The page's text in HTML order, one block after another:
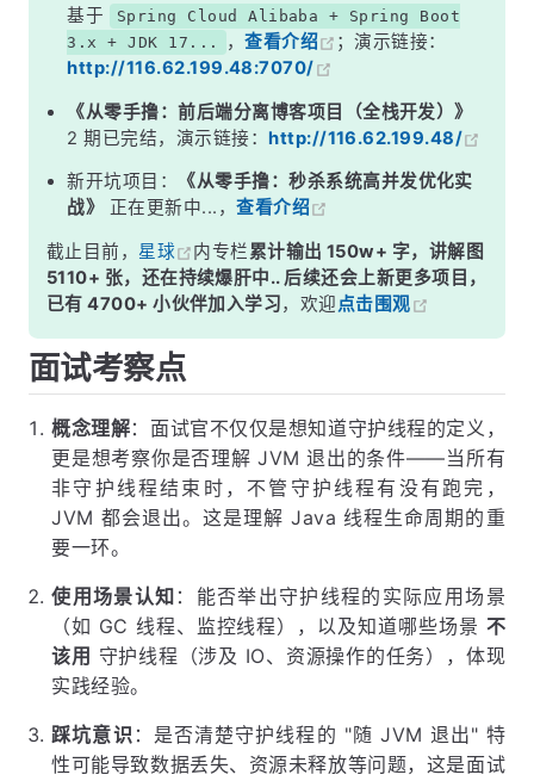
五、守护线程 vs 普通线程：完整对比
面试高频追问
记忆口诀
总结
基于
Spring Cloud Alibaba + Spring Boot
3.x + JDK 17...
，查看介绍
；演示链接：
http://116.62.199.48:7070/
《从零手撸：前后端分离博客项目（全栈开发）》
2 期已完结，演示链接：http://116.62.199.48/
新开坑项目：
《从零手撸：秒杀系统高并发优化实
战》
正在更新中...，查看介绍
截止目前， 星球 内专栏累计输出 150w+ 字，讲解图
5110+ 张，还在持续爆肝中.. 后续还会上新更多项目，
已有 4700+ 小伙伴加入学习，欢迎点击围观
面试考察点
概念理解：面试官不仅仅是想知道守护线程的定义，
更是想考察你是否理解 JVM 退出的条件——当所有
非守护线程结束时，不管守护线程有没有跑完，
JVM 都会退出。这是理解 Java 线程生命周期的重
要一环。
使用场景认知 ：能否举出守护线程的实际应用场景
（如 GC 线程、监控线程），以及知道哪些场景 不
该用 守护线程（涉及 IO、资源操作的任务），体现
实践经验。
踩坑意识 ：是否清楚守护线程的 "随 JVM 退出" 特
性可能导致数据丢失、资源未释放等问题，这是面试